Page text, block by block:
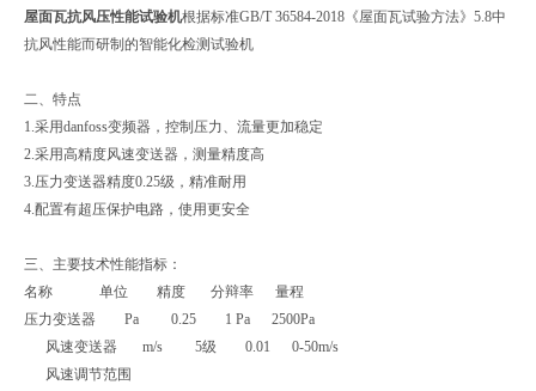
屋面瓦抗风压性能试验机根据标准GB/T 36584-2018《屋面瓦试验方法》5.8中
抗风性能而研制的智能化检测试验机
二、特点
1.采用danfoss变频器，控制压力、流量更加稳定
2.采用高精度风速变送器，测量精度高
3.压力变送器精度0.25级，精准耐用
4.配置有超压保护电路，使用更安全
三、主要技术性能指标：
名称 单位 精度 分辩率 量程
压力变送器 Pa 0.25 1 Pa 2500Pa
风速变送器 m/s 5级 0.01 0-50m/s
风速调节范围